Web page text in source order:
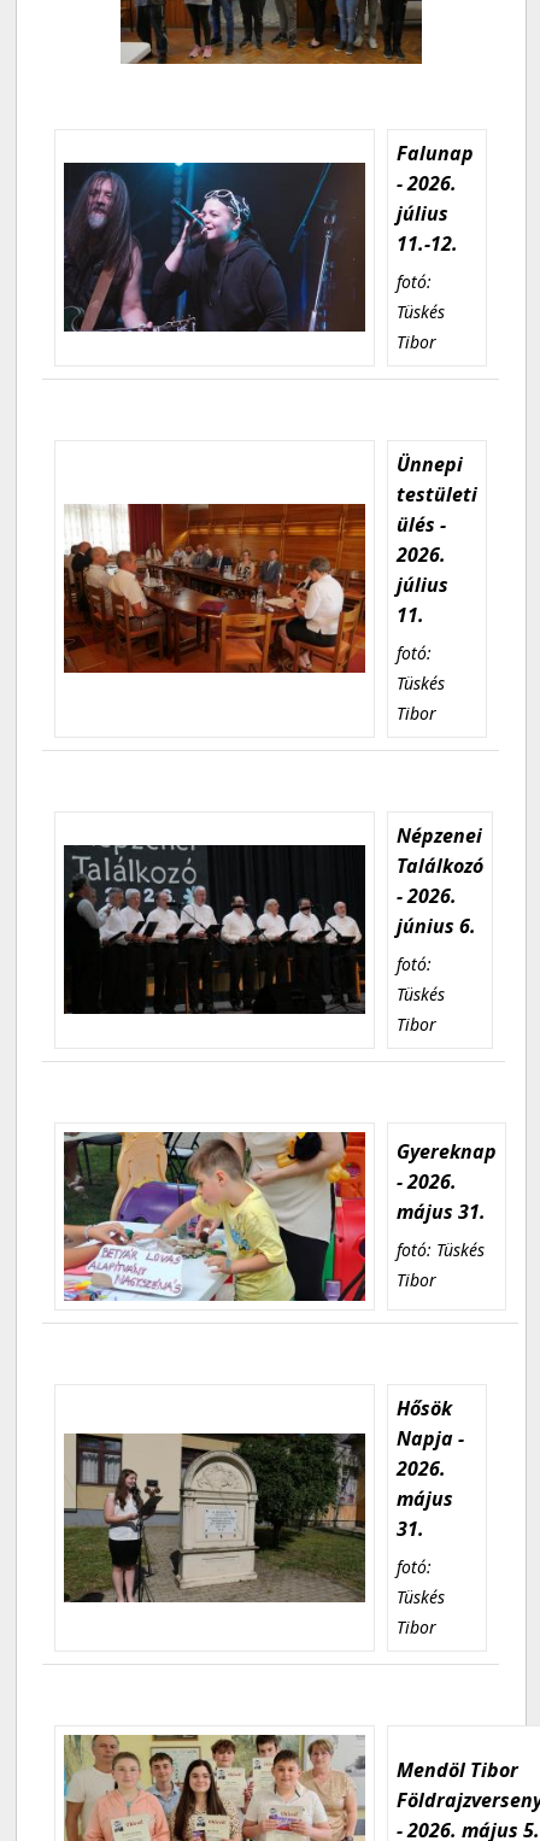
Falunap
- 2026.
július
11.-12.
fotó:
Tüskés
Tibor
Ünnepi
testületi
ülés -
2026.
július
11.
fotó:
Tüskés
Tibor
Népzenei
Találkozó
- 2026.
június 6.
fotó:
Tüskés
Tibor
Gyereknap
- 2026.
május 31.
fotó: Tüskés
Tibor
Hősök
Napja -
2026.
május
31.
fotó:
Tüskés
Tibor
Mendöl Tibor
- 2026. május 5.